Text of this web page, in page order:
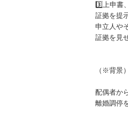
3️⃣上申書
証拠を提
申立人や
証拠を見
（※背景）
配偶者か
離婚調停